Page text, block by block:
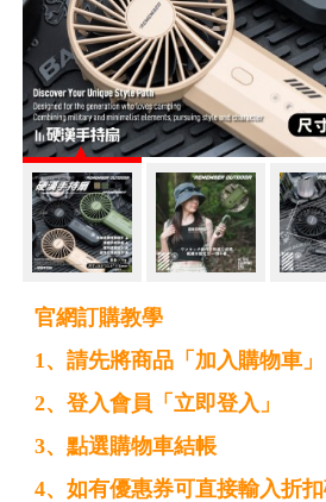
官網訂購教學
1、請先將商品「加入購物車」
2、登入會員「立即登入」
3、點選購物車結帳
4、如有優惠券可直接輸入折